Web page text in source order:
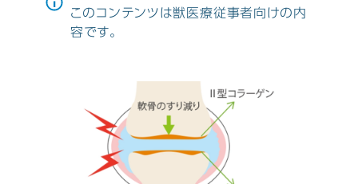
このコンテンツは獣医療従事者向けの内
容です。